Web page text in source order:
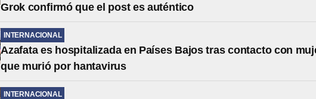
Grok confirmó que el post es auténtico
INTERNACIONAL
Azafata es hospitalizada en Países Bajos tras contacto con
que murió por hantavirus
INTERNACIONAL